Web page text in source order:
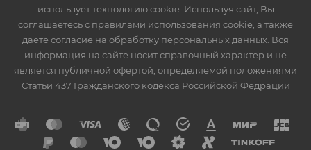
использует технологию cookie. Используя сайт, Вы
соглашаетесь с правилами использования cookie, а также
даете согласие на обработку персональных данных. Вся
информация на сайте носит справочный характер и не
является публичной офертой, определяемой положениями
Статьи 437 Гражданского кодекса Российской Федрации